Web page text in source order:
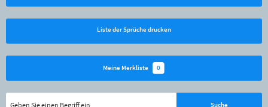
Liste der Sprüche drucken
Meine Merkliste 0